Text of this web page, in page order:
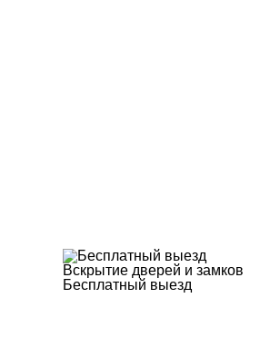
Вскрытие дверей и замков
Бесплатный выезд